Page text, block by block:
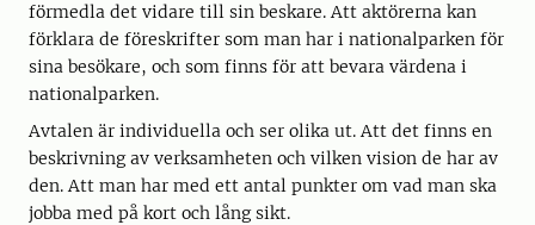
förmedla det vidare till sin beskare. Att aktörerna kan
förklara de föreskrifter som man har i nationalparken för
sina besökare, och som finns för att bevara värdena i
nationalparken.
Avtalen är individuella och ser olika ut. Att det finns en
beskrivning av verksamheten och vilken vision de har av
den. Att man har med ett antal punkter om vad man ska
jobba med på kort och lång sikt.